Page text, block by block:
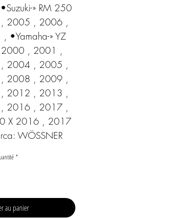
» RM 250
2005 , 2006 ,
» YZ
, 2001 ,
2004 , 2005 ,
2008 , 2009 ,
2012 , 2013 ,
2016 , 2017 ,
X 2016 , 2017
WÖSSNER
*
au panier